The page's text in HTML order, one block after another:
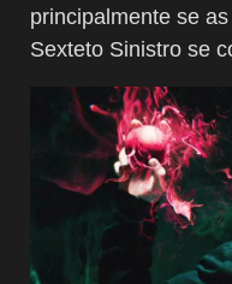
principalmente se
Sexteto Sinistro se